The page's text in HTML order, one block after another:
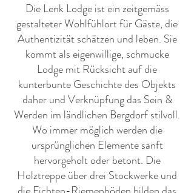
Die Lenk Lodge ist ein zeitgemäss
gestalteter Wohlfühlort für Gäste, die
Authentizität schätzen und leben. Sie
kommt als eigenwillige, schmucke
Lodge mit Rücksicht auf die
kunterbunte Geschichte des Objekts
daher und Verknüpfung das Sein &
Werden im ländlichen Bergdorf stilvoll.
Wo immer möglich werden die
ursprünglichen Elemente sanft
hervorgeholt oder betont. Die
Holztreppe über drei Stockwerke und